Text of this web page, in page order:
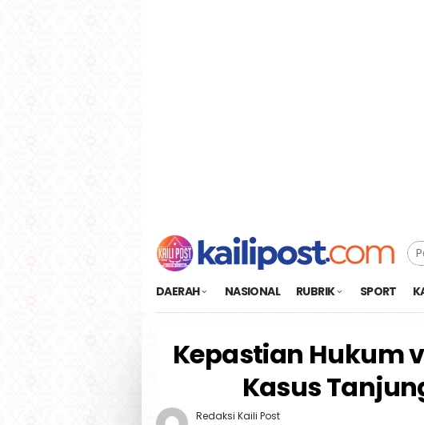
DAERAH NASIONAL RUBRIK SPORT
Kepastian Hukum
Kasus
Redaksi Kaili Post